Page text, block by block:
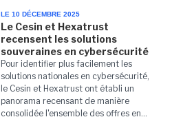
LE 10 DÉCEMBRE 2025
Le Cesin et Hexatrust
recensent les solutions
souveraines en cybersécurité
Pour identifier plus facilement les
solutions nationales en cybersécurité,
le Cesin et Hexatrust ont établi un
panorama recensant de manière
consolidée l'ensemble des offres en...